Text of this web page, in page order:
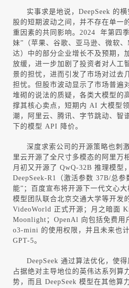
实事求是地说， DeepSeek 的
股的短期波动之间，并不存在单一
重因素的共同影响。 2024 年第四
妹” （苹果、谷歌、亚马逊、微软、
达）中的部分企业增长不及预期，
放缓，进一步加剧了投资者对人工
景的担忧，进而引发了市场对过去
担忧。但股市波动显示了市场普遍
堆砌的说法的质疑，各类大模型的
撑其核心卖点，短期内 AI 大模型
潮，阿里云、腾讯、字节跳动、智
下的模型 API 降价。
深度求索公司的开源策略也刺
里云开源了全尺寸多模态的阿里万
月初又开源了 QwQ-32B 推理模型
DeepSeek-R1
（激活参数 37B/总参
能” ；百度宣布将开源下一代文心
模型团队联合北京交通大学等开发
VideoWorld 正式开源；月之暗面
Moonlight ； OpenAl 向包括免费用
o3-mini 的使用权限，并且未来也
GPT-5。
DeepSeek 通过算法优化，使
占据绝对主导地位的英伟达系列算
势，而且 DeepSeek 模型在其他算